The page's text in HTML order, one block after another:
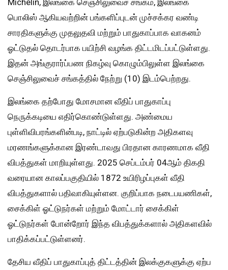
பொலிஸ் ஆகியவற்றின் பங்களிப்புடன் முச்சக்கர வண்டி
சாரதிகளுக்கு முதலுதவி மற்றும் பாதுகாப்பாக வாகனம்
ஓட்டுதல் தொடர்பாக பயிற்சி வழங்க திட்டமிடப்பட்டுள்ளது.
இதன் அங்குரார்ப்பண நிகழ்வு கொழும்பிலுள்ள இலங்கை
செஞ்சிலுவைச் சங்கத்தில் நேற்று (10) இடம்பெற்றது.
இலங்கை தற்போது மோசமான வீதிப் பாதுகாப்பு
நெருக்கடியை எதிர்கொண்டுள்ளது. அண்மைய
புள்ளிவிபரங்களின்படி, நாட்டில் ஏற்படுகின்ற அதிகளவு
மரணங்களுக்கான இரண்டாவது பிரதான காரணமாக வீதி
விபத்துகள் மாறியுள்ளது. 2025 செப்டம்பர் 04ஆம் திகதி
வரையான காலப்பகுதியில் 1872 உயிரிழப்புகள் வீதி
விபத்துகளால் பதிவாகியுள்ளன. குறிப்பாக நடைபயணிகள்,
சைக்கிள் ஓட்டுநர்கள் மற்றும் மோட்டார் சைக்கிள்
ஓட்டுநர்கள் போன்றோர் இந்த விபத்துக்களால் அதிகளவில்
பாதிக்கப்பட்டுள்ளனர்.
தேசிய வீதிப் பாதுகாப்புத் திட்டத்தின் இலக்குகளுக்கு ஏற்ப